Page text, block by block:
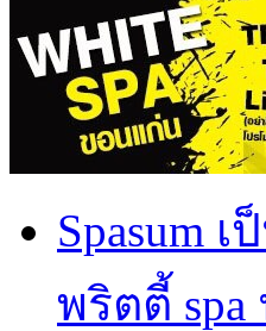
Spasum
พริตตี้